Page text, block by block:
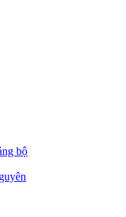
bộ